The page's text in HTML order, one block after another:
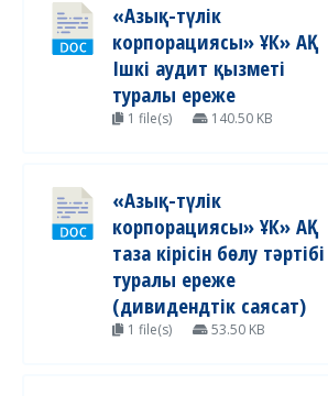
«Азық-түлік
корпорациясы» ҰК» АҚ
Ішкі аудит қызметі
туралы ереже
1 file(s) 140.50 KB
«Азық-түлік
корпорациясы» ҰК» АҚ
таза кірісін бөлу тәртібі
туралы ереже
(дивидендтік саясат)
1 file(s) 53.50 KB